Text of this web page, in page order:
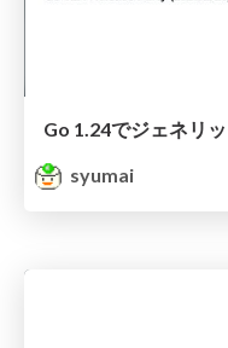
Go 1.24でジェネリ
syumai